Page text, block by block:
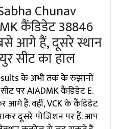
Chunav
कैंडिडेट 38846
आगे हैं, दूसरे स्थान
सीट का हाल
के अभी तक के रुझानों
पर AIADMK कैंडिडेट E.
आगे हैं. वहीं, VCK के कैंडिडेट
दूसरे पोजिशन पर हैं. आप